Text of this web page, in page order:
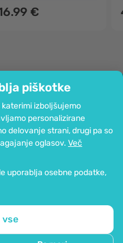
piškotke
izboljšujemo
personalizirane
delovanje strani, drugi pa so
oglasov. Več
uporablja osebne podatke,
vse
€
zaščita osebnih podatkov